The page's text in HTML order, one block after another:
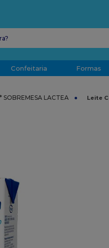
EM
Confeitaria Formas
SOBREMESA LACTEA Leite
vela
vabene
caixa
sacola
caixa kraft